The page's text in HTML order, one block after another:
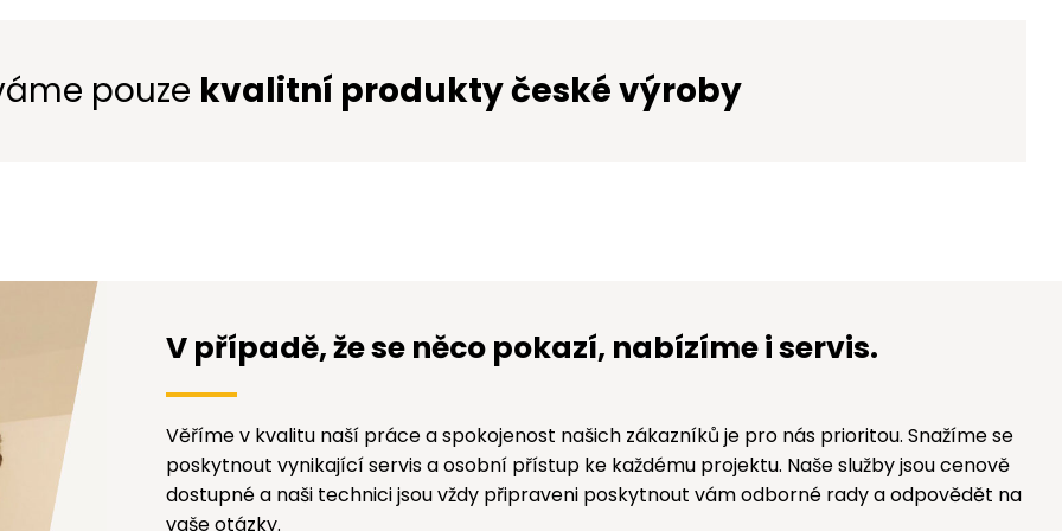
pouze kvalitní produkty české výroby
V případě, že se něco pokazí, nabízíme i servis.
Věříme v kvalitu naší práce a spokojenost našich zákazníků je pro nás prioritou. Snažíme se
poskytnout vynikající servis a osobní přístup ke každému projektu. Naše služby jsou cenově
dostupné a naši technici jsou vždy připraveni poskytnout vám odborné rady a odpovědět na
vaše otázky.